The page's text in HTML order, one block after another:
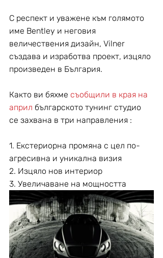
С респект и уважене към голямото
име Bentley и неговия
величествения дизайн, Vilner
създава и изработва проект, изцяло
произведен в България.
Както ви бяхме съобщили в края на
април българското тунинг студио
се захвана в три направления :
1. Екстериорна промяна с цел по-
агресивна и уникална визия
2. Изцяло нов интериор
3. Увеличаване на мощността